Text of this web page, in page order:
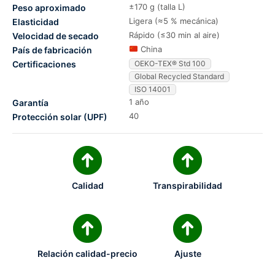
Peso aproximado ±170 g (talla L)
Elasticidad Ligera (≈5 % mecánica)
Velocidad de secado Rápido (≤30 min al aire)
País de fabricación China
Certificaciones
OEKO-TEX® Std 100
Global Recycled Standard
ISO 14001
Garantía 1 año
Protección solar (UPF) 40
Calidad Transpirabilidad
Relación calidad-precio Ajuste